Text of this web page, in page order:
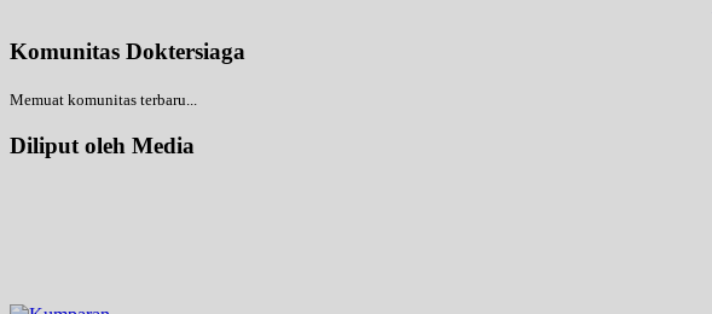
Komunitas Doktersiaga
Memuat komunitas terbaru...
Diliput oleh Media